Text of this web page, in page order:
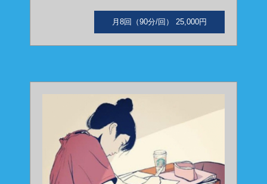
月8回（90分/回） 25,000円